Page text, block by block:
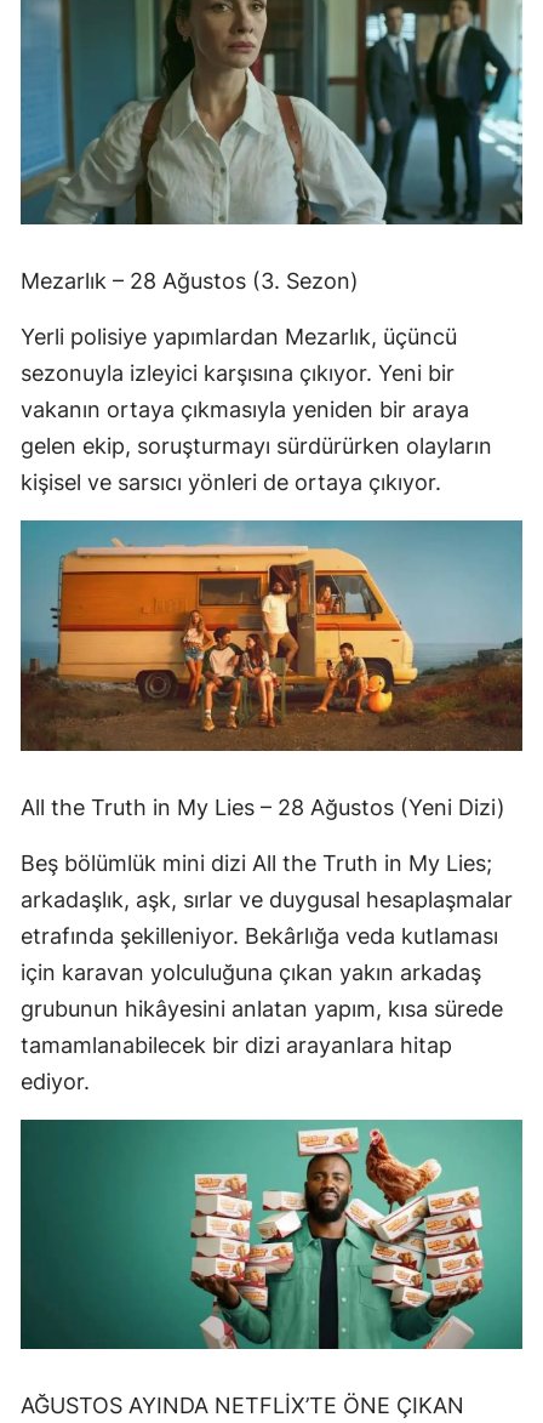
Mezarlık – 28 Ağustos (3. Sezon)
Yerli polisiye yapımlardan Mezarlık, üçüncü
sezonuyla izleyici karşısına çıkıyor. Yeni bir
vakanın ortaya çıkmasıyla yeniden bir araya
gelen ekip, soruşturmayı sürdürürken olayların
kişisel ve sarsıcı yönleri de ortaya çıkıyor.
All the Truth in My Lies – 28 Ağustos (Yeni Dizi)
Beş bölümlük mini dizi All the Truth in My Lies;
arkadaşlık, aşk, sırlar ve duygusal hesaplaşmalar
etrafında şekilleniyor. Bekârlığa veda kutlaması
için karavan yolculuğuna çıkan yakın arkadaş
grubunun hikâyesini anlatan yapım, kısa sürede
tamamlanabilecek bir dizi arayanlara hitap
ediyor.
AĞUSTOS AYINDA NETFLİX’TE ÖNE ÇIKAN